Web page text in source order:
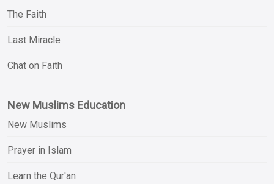
The Faith
Last Miracle
Chat on Faith
New Muslims Education
New Muslims
Prayer in Islam
Learn the Qur'an